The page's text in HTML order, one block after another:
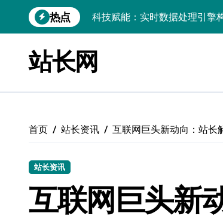
到
热点
科技赋能：实时数据处理引擎
实时数据掌舵科技航向，高效
技术赋能：实时数据处理引擎
大数据实时处理引擎驱动：小
技术赋能：基于大数据的实时
大数据洪流下服务器端实时处
站长网
首页 站长资讯 互联网巨头新动向：站长
站长资讯
互联网巨头新